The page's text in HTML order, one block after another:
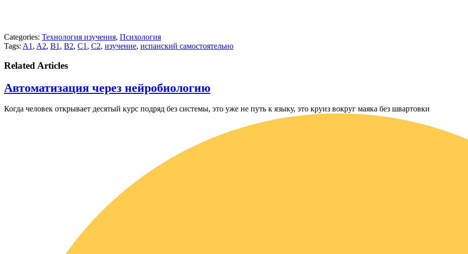
Categories: Технология изучения, Психология
Tags: A1 , A2, B1 , B2, C1 , C2, изучение, испанский самостоятельно
Related Articles
Автоматизация через нейробиологию
Когда человек открывает десятый курс подряд без системы, это уже не путь к языку, это круиз вокруг маяка без швартовки